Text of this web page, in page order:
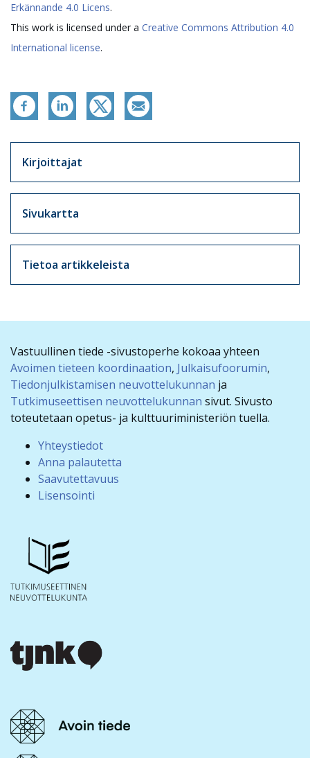
Erkännande 4.0 Licens.
This work is licensed under a Creative Commons Attribution 4.0
International license.
Kirjoittajat
Sivukartta
Tietoa artikkeleista
Vastuullinen tiede -sivustoperhe kokoaa yhteen
Avoimen tieteen koordinaation, Julkaisufoorumin,
Tiedonjulkistamisen neuvottelukunnan ja
Tutkimuseettisen neuvottelukunnan sivut. Sivusto
toteutetaan opetus- ja kulttuuriministeriön tuella.
Yhteystiedot
Anna palautetta
Saavutettavuus
Lisensointi